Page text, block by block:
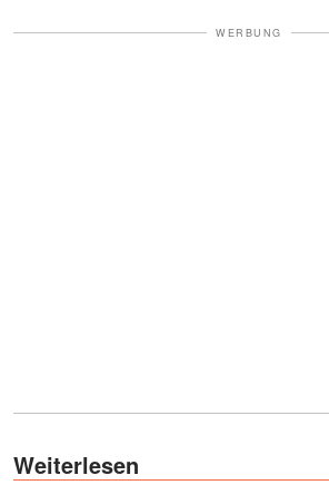
WERBUNG
Weiterlesen